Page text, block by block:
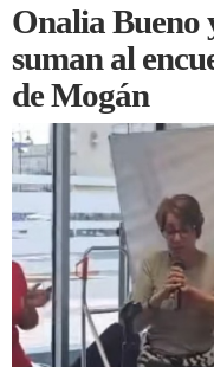
Onalia Bueno
suman al
de Mogán